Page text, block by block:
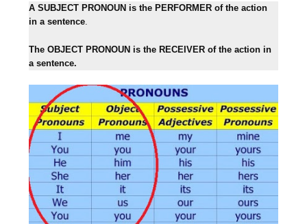
A SUBJECT PRONOUN is the PERFORMER of the action
in a sentence
The OBJECT PRONOUN is the RECEIVER of the action in
a sentence.